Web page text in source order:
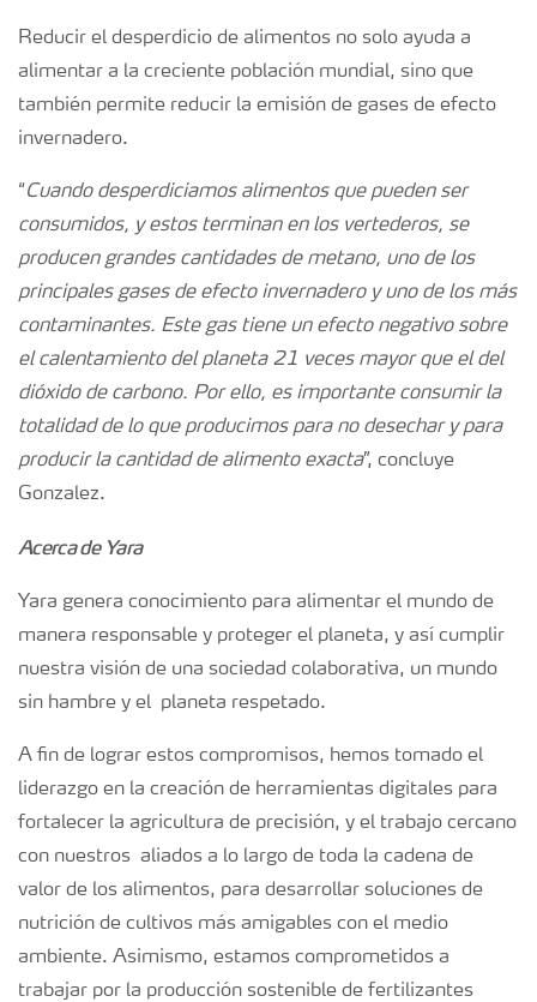
Reducir el desperdicio de alimentos no solo ayuda a
alimentar a la creciente población mundial, sino que
también permite reducir la emisión de gases de efecto
invernadero.
“Cuando desperdiciamos alimentos que pueden ser
consumidos, y estos terminan en los vertederos, se
producen grandes cantidades de metano, uno de los
principales gases de efecto invernadero y uno de los más
contaminantes. Este gas tiene un efecto negativo sobre
el calentamiento del planeta 21 veces mayor que el del
dióxido de carbono. Por ello, es importante consumir la
totalidad de lo que producimos para no desechar y para
producir la cantidad de alimento exacta”, concluye
Gonzalez.
Acerca de Yara
Yara genera conocimiento para alimentar el mundo de
manera responsable y proteger el planeta, y así cumplir
nuestra visión de una sociedad colaborativa, un mundo
sin hambre y el planeta respetado.
A fin de lograr estos compromisos, hemos tomado el
liderazgo en la creación de herramientas digitales para
fortalecer la agricultura de precisión, y el trabajo cercano
con nuestros aliados a lo largo de toda la cadena de
valor de los alimentos, para desarrollar soluciones de
nutrición de cultivos más amigables con el medio
ambiente. Asimismo, estamos comprometidos a
trabajar por la producción sostenible de fertilizantes